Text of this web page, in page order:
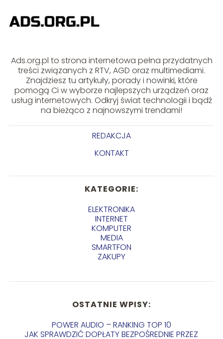
Ads.org.pl to strona internetowa pełna przydatnych
treści związanych z RTV, AGD oraz multimediami.
Znajdziesz tu artykuły, porady i nowinki, które
pomogą Ci w wyborze najlepszych urządzeń oraz
usług internetowych. Odkryj świat technologii i bądź
na bieżąco z najnowszymi trendami!
REDAKCJA
KONTAKT
KATEGORIE:
ELEKTRONIKA
INTERNET
KOMPUTER
MEDIA
SMARTFON
ZAKUPY
OSTATNIE WPISY:
POWER AUDIO – RANKING TOP 10
JAK SPRAWDZIĆ DOPŁATY BEZPOŚREDNIE PRZEZ